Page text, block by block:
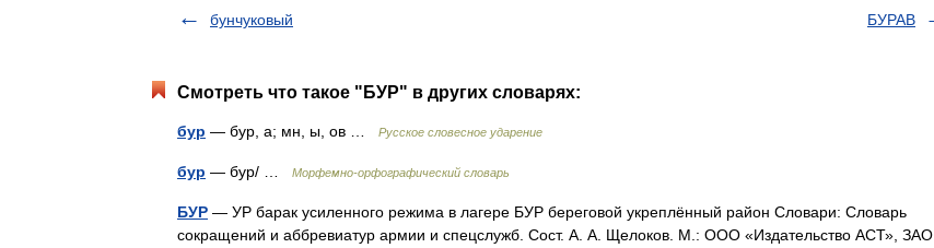
бунчуковый БУРАВ
Смотреть что такое "БУР" в других словарях:
бур — бур, а; мн, ы, ов … Русское словесное ударение
бур — бур/ … Морфемно-орфографический словарь
БУР — УР барак усиленного режима в лагере БУР береговой укреплённый район Словари: Словарь
сокращений и аббревиатур армии и спецслужб. Сост. А. А. Щелоков. М.: ООО «Издательство АСТ», ЗАО